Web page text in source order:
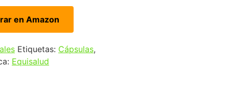
en Amazon
Etiquetas: Cápsulas,
Equisalud